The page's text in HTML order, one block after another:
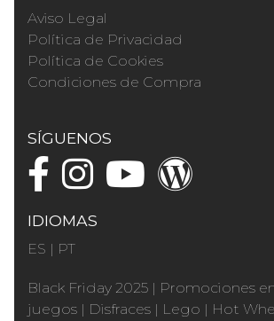
Aviso Legal
Política de Privacidad
Política de Cookies
Condiciones de Compra
SÍGUENOS
IDIOMAS
ES | PT
Black Friday 2025 | Promociones
juegos | Disfraces | Lego | Hot